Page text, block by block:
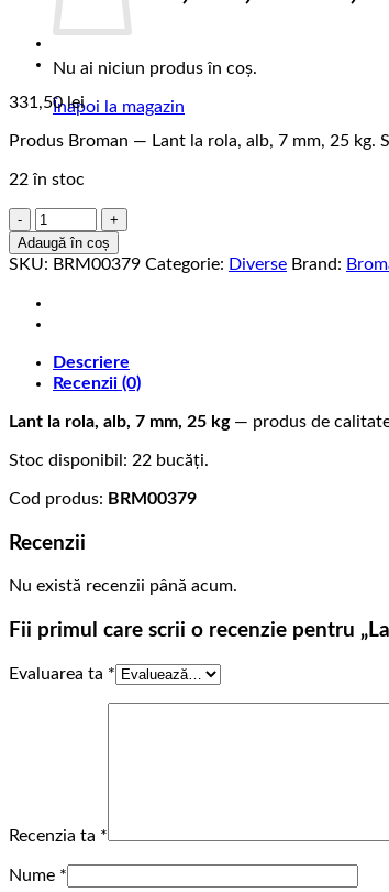
Nu ai niciun produs în coș.
Înapoi la magazin
331,50lei
Produs Broman — Lant la rola, alb, 7 mm, 25 kg.
22 în stoc
Cantitate
Lant
la
alb,
7
25
kg
Adaugă în coș
SKU: BRM00379 Categorie: Diverse Brand:
Descriere
Recenzii (0)
Lant la rola, alb, 7 mm, 25 kg— produs de
Stoc disponibil: 22 bucăți.
Cod produs: BRM00379
Recenzii
Nu există recenzii până acum.
Fii primul care scrii o recenzie pentru
Evaluarea ta *
Recenzia ta *
Nume *